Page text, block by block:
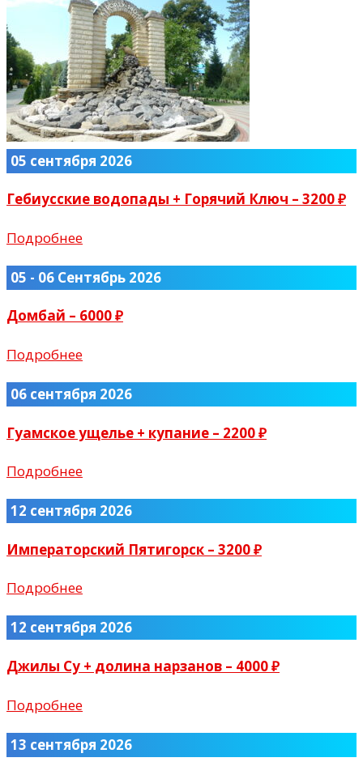
05 сентября 2026
Гебиусские водопады + Горячий Ключ – 3200 ₽
Подробнее
05 - 06 Сентябрь 2026
Домбай – 6000 ₽
Подробнее
06 сентября 2026
Гуамское ущелье + купание – 2200 ₽
Подробнее
12 сентября 2026
Императорский Пятигорск – 3200 ₽
Подробнее
12 сентября 2026
Джилы Су + долина нарзанов – 4000 ₽
Подробнее
13 сентября 2026